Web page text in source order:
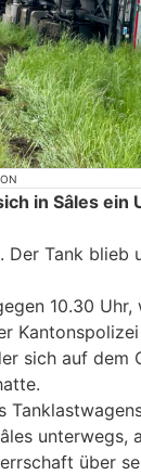
in Sâles ein
Der Tank blieb
10.30
sich auf dem
unterwegs,
über